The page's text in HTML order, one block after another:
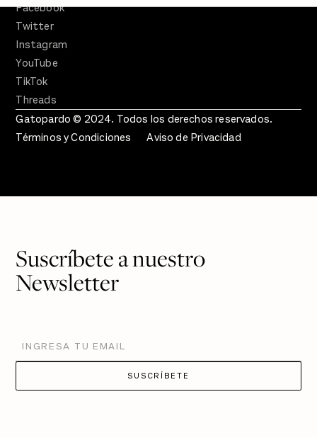
Facebook
Twitter
Instagram
YouTube
TikTok
Threads
Gatopardo © 2024. Todos los derechos reservados.
Términos y Condiciones
Aviso de Privacidad
Suscríbete a nuestro
Newsletter